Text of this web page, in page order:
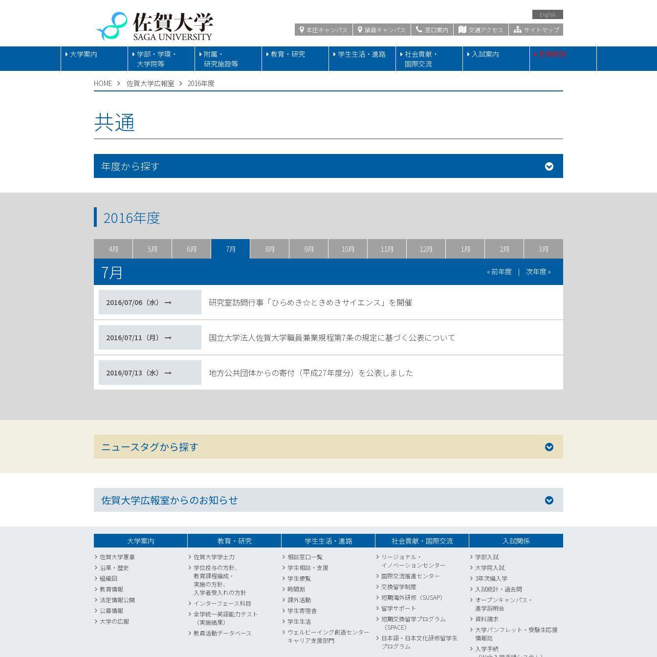
English
本庄キャンパス 鍋島キャンパス 窓口案内 交通アクセス サイトマップ
大学案内
学部・学環・
大学院等
附属・
研究施設等
教育・研究 学生生活・進路
社会貢献・
国際交流
入試案内 危機管理
HOME 佐賀大学広報室 2016年度
共通
年度から探す
2016年度
4月 5月 6月 7月 8月 9月 10月 11月 12月 1月 2月 3月
7月 « 前年度 | 次年度 »
2016/07/06（水） 研究室訪問行事「ひらめき☆ときめきサイエンス」を開催
2016/07/11（月） 国立大学法人佐賀大学職員兼業規程第7条の規定に基づく公表について
2016/07/13（水） 地方公共団体からの寄付（平成27年度分）を公表しました
ニュースタグから探す
佐賀大学広報室からのお知らせ
大学案内
佐賀大学憲章
沿革・歴史
組織図
教育情報
法定情報公開
公募情報
大学の広報
教育・研究
佐賀大学学士力
学位授与の方針、
教育課程編成・
実施の方針、
入学者受入れの方針
インターフェース科目
全学統一英語能力テスト
（実施結果）
教員活動データベース
学生生活・進路
相談窓口一覧
学生相談・支援
学生便覧
時間割
課外活動
学生寄宿舎
学生生活
ウェルビーイング創造センター
キャリア支援部門
社会貢献・国際交流
リージョナル・
イノベーションセンター
国際交流推進センター
交換留学制度
短期海外研修（SUSAP）
留学サポート
短期交換留学プログラム
（SPACE）
日本語・日本文化研修留学生
プログラム
入試関係
学部入試
大学院入試
3年次編入学
入試統計 ・ 過去問
オープンキャンパス・
進学説明会
資料請求
大学パンフレット・受験生応援
情報誌
入学手続